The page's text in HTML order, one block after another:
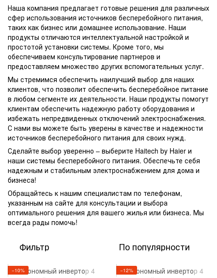
Наша компания предлагает готовые решения для различных
сфер использования источников бесперебойного питания,
таких как бизнес или домашнее использование. Наши
продукты отличаются интеллектуальной настройкой и
простотой установки системы. Кроме того, мы
обеспечиваем консультирование партнеров и
предоставляем множество других вспомогательных услуг.
Мы стремимся обеспечить наилучший выбор для наших
клиентов, что позволит обеспечить бесперебойное питание
в любом сегменте их деятельности. Наши продукты помогут
клиентам обеспечить надежную работу оборудования и
избежать непредвиденных отключений электроснабжения.
С нами вы можете быть уверены в качестве и надежности
источников бесперебойного питания для своих нужд.
Сделайте выбор уверенно – выберите Haitech by Haier и
наши системы бесперебойного питания. Обеспечьте себя
надежным и стабильным электроснабжением для дома и
бизнеса!
Обращайтесь к нашим специалистам по телефонам,
указанным на сайте для консультации и выбора
оптимального решения для вашего жилья или бизнеса. Мы
всегда рады помочь!
Фильтр По популярности
−10% −12%